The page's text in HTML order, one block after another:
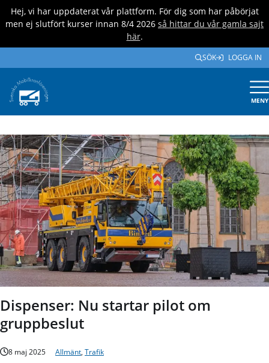
Hej, vi har uppdaterat vår plattform. För dig som har påbörjat
men ej slutfört kurser innan 8/4 2026 så hittar du vår gamla sajt
här.
SÖK LOGGA IN
MENY
Dispenser: Nu startar pilot om
gruppbeslut
8 maj 2025 Allmänt, Trafik